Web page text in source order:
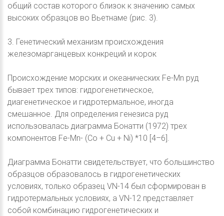
общий состав которого близок к значению самых
высоких образцов во Вьетнаме (рис. 3).
3. Генетический механизм происхождения
железомарганцевых конкреций и корок
Происхождение морских и океанических Fe-Mn руд
бывает трех типов: гидрогенетическое,
диагенетическое и гидротермальное, иногда
смешанное. Для определения генезиса руд
использовалась диаграмма Бонатти (1972) трех
компонентов Fe-Mn- (Co + Cu + Ni) *10 [4–6].
Диаграмма Бонатти свидетельствует, что большинство
образцов образовалось в гидрогенетических
условиях, только образец VN-14 был сформирован в
гидротермальных условиях, а VN-12 представляет
собой комбинацию гидрогенетических и